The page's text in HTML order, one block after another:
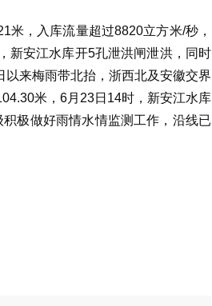
米，入库流量超过8820立方米/秒，
新安江水库开5孔泄洪闸泄洪，同时
来梅雨带北抬，浙西北及安徽交界
米，6月23日14时，新安江水库
极做好雨情水情监测工作，沿线已